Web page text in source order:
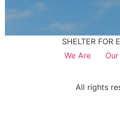
SHELTER FOR
We Are
All rights